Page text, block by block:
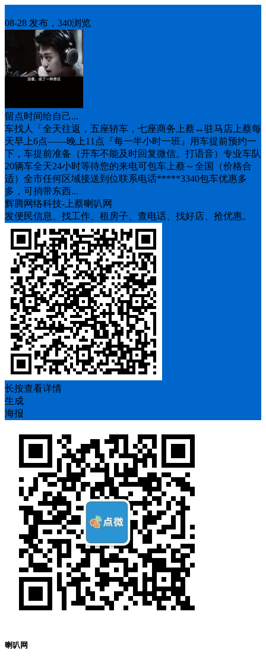
08-28 发布，340浏览
留点时间给自己...
车找人「全天往返，五座轿车，七座商务上蔡↔️驻马店上蔡每
天早上6点——晚上11点『每一半小时一班』用车提前预约一
下，车提前准备（开车不能及时回复微信。打语音）专业车队
20辆车全天24小时等待您的来电可包车上蔡～全国（价格合
适）全市任何区域接送到位联系电话*****3340包车优惠多
多，可捎带东西...
辉腾网络科技-上蔡喇叭网
发便民信息、找工作、租房子、查电话、找好店、抢优惠。
长按查看详情
生成
海报
喇叭网